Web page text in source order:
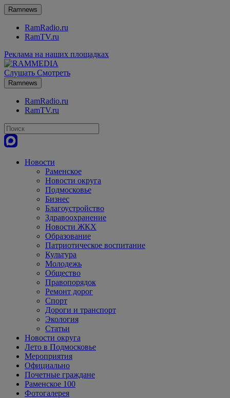
Ramnews
RamRadio.ru
RamTV.ru
Реклама на наших площадках
Слушать Смотреть
Ramnews
RamRadio.ru
RamTV.ru
Новости
Раменское
Новости округа
Подмосковье
Бизнес
Благоустройство
Здравоохранение
Новости ЖКХ
Образование
Патриотическое воспитание
Культура
Молодежь
Общество
Правопорядок
Ремонт дорог
Спорт
Дороги и транспорт
Экология
Статьи
Новости округа
Лето в Подмосковье
Мероприятия
Официально
Почетные граждане
Раменское 100
Фотогалерея